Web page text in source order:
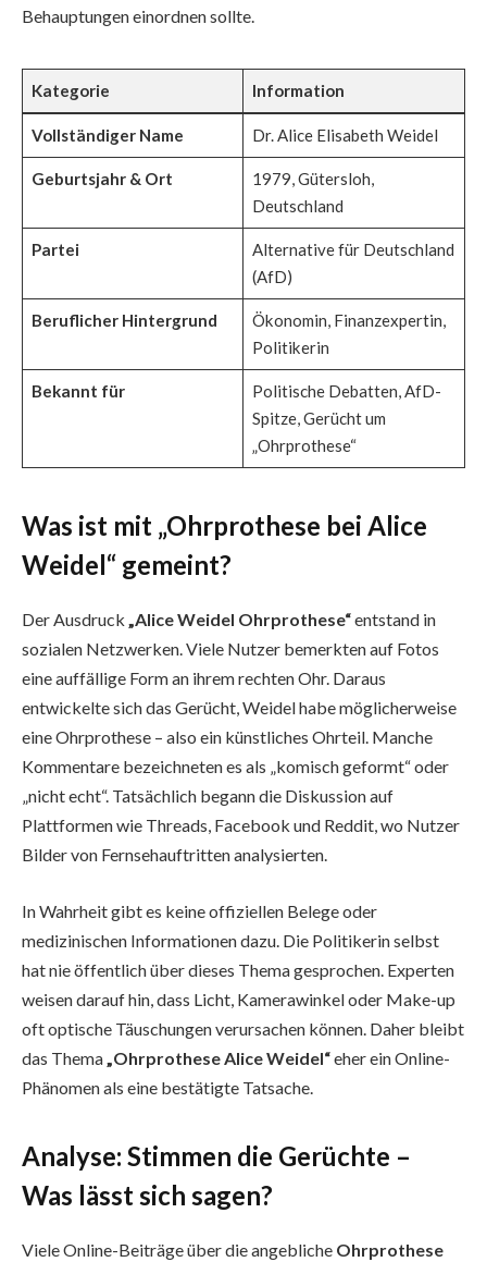
Behauptungen einordnen sollte.
Kategorie Information
Vollständiger Name Dr. Alice Elisabeth Weidel
Geburtsjahr & Ort
1979, Gütersloh,
Deutschland
Partei
Alternative für Deutschland
(AfD)
Beruflicher Hintergrund
Ökonomin, Finanzexpertin,
Politikerin
Bekannt für
Politische Debatten, AfD-
Spitze, Gerücht um
„Ohrprothese“
Was ist mit „Ohrprothese bei Alice
Weidel“ gemeint?
Der Ausdruck „Alice Weidel Ohrprothese“entstand in
sozialen Netzwerken. Viele Nutzer bemerkten auf Fotos
eine auffällige Form an ihrem rechten Ohr. Daraus
entwickelte sich das Gerücht, Weidel habe möglicherweise
eine Ohrprothese – also ein künstliches Ohrteil. Manche
Kommentare bezeichneten es als „komisch geformt“ oder
„nicht echt“. Tatsächlich begann die Diskussion auf
Plattformen wie Threads, Facebook und Reddit, wo Nutzer
Bilder von Fernsehauftritten analysierten.
In Wahrheit gibt es keine offiziellen Belege oder
medizinischen Informationen dazu. Die Politikerin selbst
hat nie öffentlich über dieses Thema gesprochen. Experten
weisen darauf hin, dass Licht, Kamerawinkel oder Make-up
oft optische Täuschungen verursachen können. Daher bleibt
das Thema„Ohrprothese Alice Weidel“eher ein Online-
Phänomen als eine bestätigte Tatsache.
Analyse: Stimmen die Gerüchte –
Was lässt sich sagen?
Viele Online-Beiträge über die angebliche Ohrprothese